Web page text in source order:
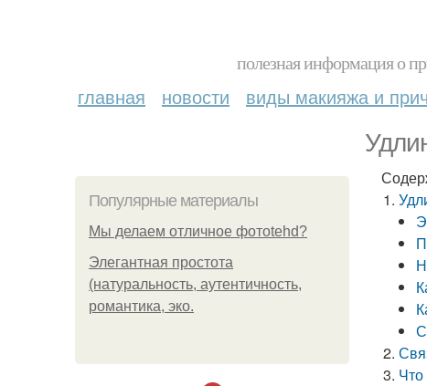
полезная информация о
главная новости виды макияжа и
Популярные материалы
Мы делаем отличное фотоtehd?
Элегантная простота
(натуральность, аутентичность,
романтика, эко.